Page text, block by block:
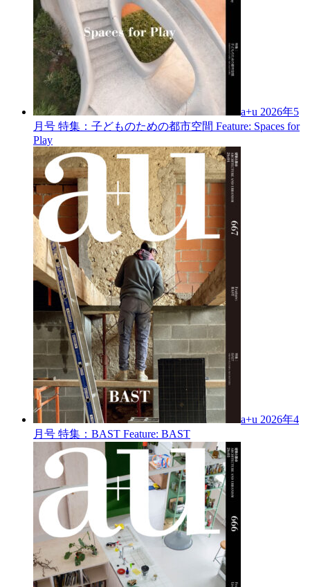
a+u 2026年5
月号 特集：子どものための都市空間 Feature: Spaces for
Play
a+u 2026年4
月号 特集：BAST Feature: BAST